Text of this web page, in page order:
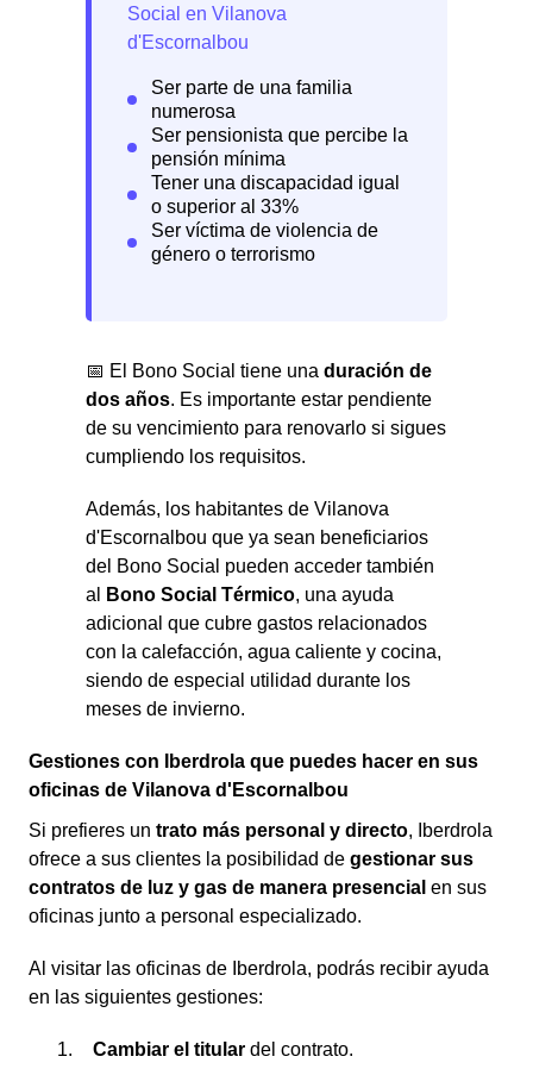
📅 El Bono Social tiene una duración de
dos años. Es importante estar pendiente
de su vencimiento para renovarlo si sigues
cumpliendo los requisitos.
Además, los habitantes de Vilanova
d'Escornalbou que ya sean beneficiarios
del Bono Social pueden acceder también
al
Bono Social Térmico, una ayuda
adicional que cubre gastos relacionados
con la calefacción, agua caliente y cocina,
siendo de especial utilidad durante los
meses de invierno.
Gestiones con Iberdrola que puedes hacer en sus
oficinas de Vilanova d'Escornalbou
Si prefieres un trato más personal y directo, Iberdrola
ofrece a sus clientes la posibilidad de gestionar sus
contratos de luz y gas de manera presencial en sus
oficinas junto a personal especializado.
Al visitar las oficinas de Iberdrola, podrás recibir ayuda
en las siguientes gestiones:
Cambiar el titular del contrato.